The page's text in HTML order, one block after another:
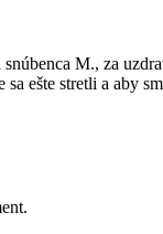
M., za
ešte stretli a aby